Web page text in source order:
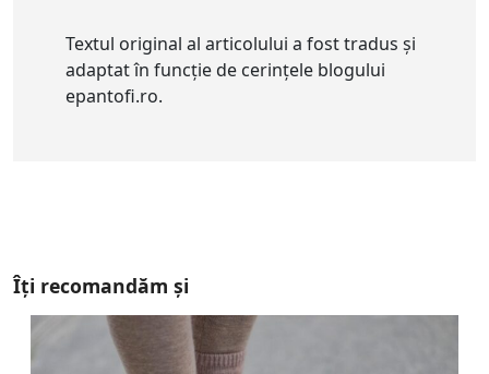
Textul original al articolului a fost tradus și
adaptat în funcție de cerințele blogului
epantofi.ro.
Îți recomandăm și